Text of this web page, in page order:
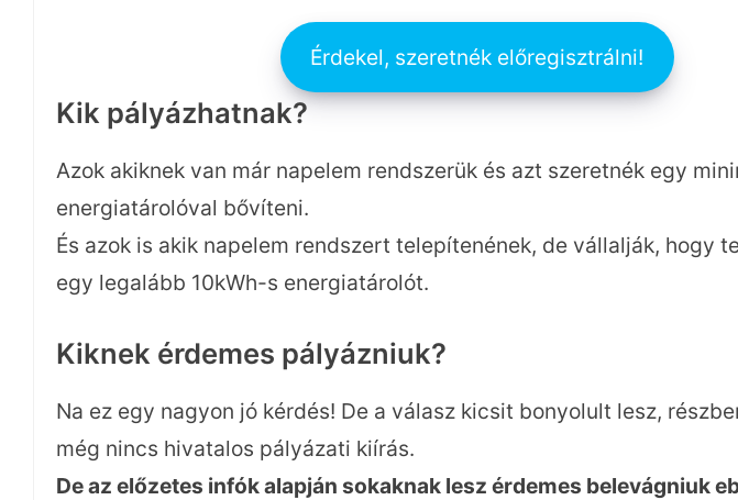
Érdekel, szeretnék előregisztrálni!
Kik pályázhatnak?
Azok akiknek van már napelem rendszerük és azt szeretnék egy
energiatárolóval bővíteni.
És azok is akik napelem rendszert telepítenének, de vállalják, hogy
egy legalább 10kWh-s energiatárolót.
Kiknek érdemes pályázniuk?
Na ez egy nagyon jó kérdés! De a válasz kicsit bonyolult lesz,
még nincs hivatalos pályázati kiírás.
De az előzetes infók alapján sokaknak lesz érdemes belevágniuk